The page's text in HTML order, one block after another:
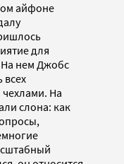
айфоне
для
На нем Джобс
всех
На
слона: как